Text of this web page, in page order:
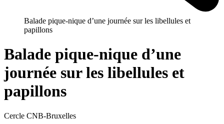
Balade pique-nique d’une journée sur les libellules et
papillons
Balade pique-nique d’une
journée sur les libellules et
papillons
Cercle CNB-Bruxelles